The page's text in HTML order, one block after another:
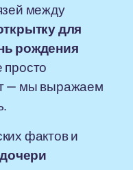
между
для
рождения
— мы выражаем
фактов и